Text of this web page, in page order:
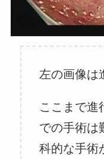
左の画像は
ここまで進
での手術は
科的な手術